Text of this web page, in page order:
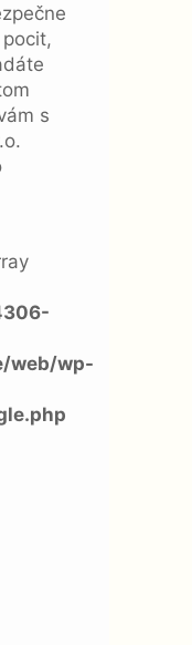
s
web/wp-